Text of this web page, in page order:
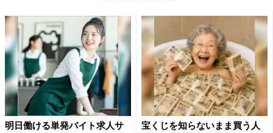
明日働ける単発バイト求人サ
宝くじを知らないまま買う人